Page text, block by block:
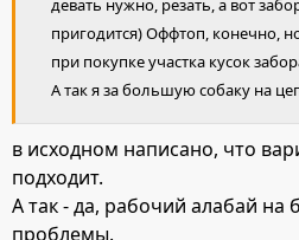
девать нужно, резать, а вот
пригодится) Оффтоп, конечно,
при покупке участка кусок
А так я за большую собаку на
в исходном написано, что
подходит.
А так - да, рабочий алабай на
проблемы.